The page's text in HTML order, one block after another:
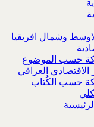
وشمال افريقيا
حسب الموضوع
الاقتصادي العراقي
حسب الكُتاب